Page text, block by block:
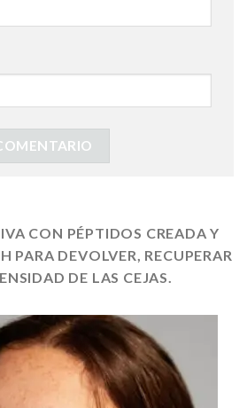
CON PÉPTIDOS CREADA Y
PARA DEVOLVER, RECUPERAR
DE LAS CEJAS.